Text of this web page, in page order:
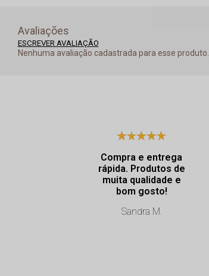
Avaliações
ESCREVER AVALIAÇÃO
Nenhuma avaliação cadastrada para esse produto.
Compra e entrega
rápida. Produtos de
muita qualidade e
bom gosto!
Sandra M.